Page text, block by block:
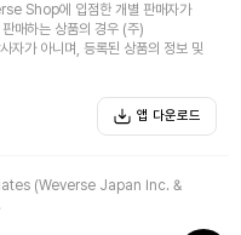
Shop에 입점한 개별 판매자가
매하는 상품의 경우 (주)
자가 아니며, 등록된 상품의 정보 및
앱 다운로드
(Weverse Japan Inc. &